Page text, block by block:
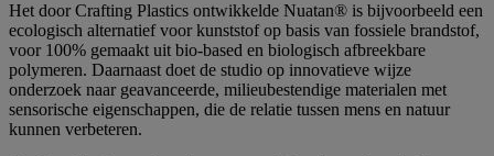
Het door Crafting Plastics ontwikkelde Nuatan® is bijvoorbeeld een
ecologisch alternatief voor kunststof op basis van fossiele brandstof,
voor 100% gemaakt uit bio-based en biologisch afbreekbare
polymeren. Daarnaast doet de studio op innovatieve wijze
onderzoek naar geavanceerde, milieubestendige materialen met
sensorische eigenschappen, die de relatie tussen mens en natuur
kunnen verbeteren.